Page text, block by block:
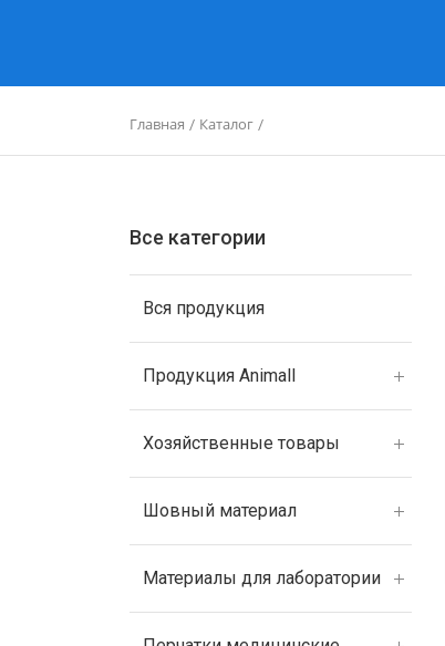
Главная / Каталог /
Все категории
Вся продукция
Продукция Animall
Хозяйственные товары
Шовный материал
Материалы для лаборатории